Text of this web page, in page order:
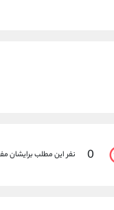
0 نفر این مطلب برایشان